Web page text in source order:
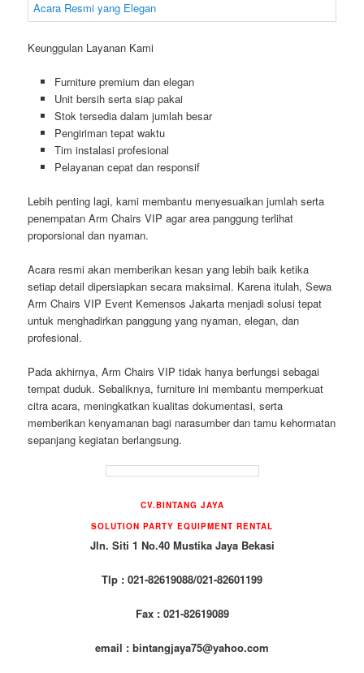
Keunggulan Layanan Kami
Furniture premium dan elegan
Unit bersih serta siap pakai
Stok tersedia dalam jumlah besar
Pengiriman tepat waktu
Tim instalasi profesional
Pelayanan cepat dan responsif
Lebih penting lagi, kami membantu menyesuaikan jumlah serta
penempatan Arm Chairs VIP agar area panggung terlihat
proporsional dan nyaman.
Acara resmi akan memberikan kesan yang lebih baik ketika
setiap detail dipersiapkan secara maksimal. Karena itulah, Sewa
Arm Chairs VIP Event Kemensos Jakarta menjadi solusi tepat
untuk menghadirkan panggung yang nyaman, elegan, dan
profesional.
Pada akhirnya, Arm Chairs VIP tidak hanya berfungsi sebagai
tempat duduk. Sebaliknya, furniture ini membantu memperkuat
citra acara, meningkatkan kualitas dokumentasi, serta
memberikan kenyamanan bagi narasumber dan tamu kehormatan
sepanjang kegiatan berlangsung.
CV.BINTANG JAYA
SOLUTION PARTY EQUIPMENT RENTAL
Jln. Siti 1 No.40 Mustika Jaya Bekasi
Tlp : 021-82619088/021-82601199
Fax : 021-82619089
email : bintangjaya75@yahoo.com